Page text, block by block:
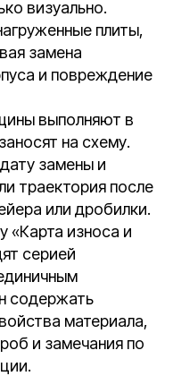
визуально.
плиты,
замена
и повреждение
выполняют в
на схему.
замены и
траектория после
или дробилки.
«Карта износа и
серией
содержать
материала,
и замечания по